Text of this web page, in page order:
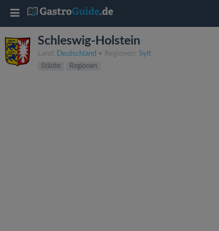
T
o
g
Schleswig-Holstein
Land: Deutschland • Regionen: Sylt
Städte Regionen